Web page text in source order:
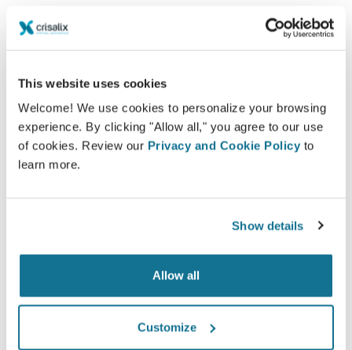
This website uses cookies
Welcome! We use cookies to personalize your browsing
experience. By clicking "Allow all," you agree to our use
of cookies. Review our Privacy and Cookie Policy to
learn more.
Show details
Allow all
Customize
患者様へのケアを高めましょう
CRISALIXは確信的なツールを使用して外科医と患者様都
の間のコミュニケーションを改善する事が狙いです。相互
接続性なプラットフォームで外科医と患者様の関係を高め
情報済み
クリサリクスは、患者様自身が実施した３Dシミュ